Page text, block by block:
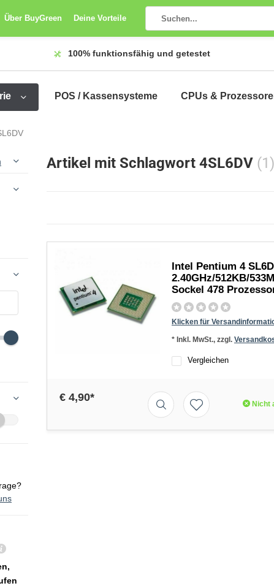
Über BuyGreen Deine Vorteile
100% funktionsfähig und getestet
POS / Kassensysteme CPUs &
Artikel mit Schlagwort 4SL6DV (1)
Intel Pentium 4
2.40GHz/512KB/
Sockel 478
Klicken für
* Inkl. MwSt., zzgl.
Vergleichen
€ 4,90*
Nicht